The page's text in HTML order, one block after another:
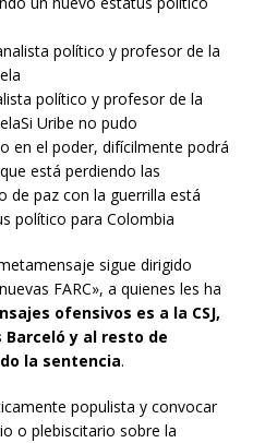
político y profesor de la
Uribe no pudo
en el poder, difícilmente podrá
está perdiendo las
de paz con la guerrilla está
político para Colombia
sigue dirigido
FARC», a quienes les ha
ofensivos es a la CSJ,
Barceló y al resto de
la sentencia.
populista y convocar
o plebiscitario sobre la